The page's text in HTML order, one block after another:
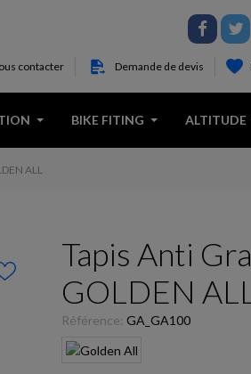
contacter Demande de devis
BIKE FITING ALTITUDE
ALL
Tapis Anti
GOLDEN
Référence: GA_GA100